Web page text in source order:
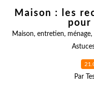
Maison : les
Maison, entretien, ménage,
Par